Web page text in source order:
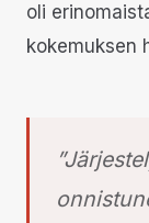
oli
kokemuksen